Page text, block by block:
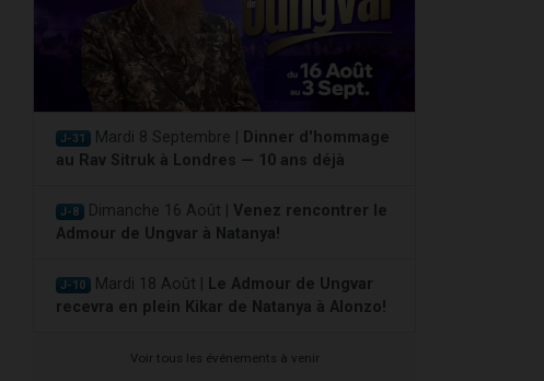
J-31 Mardi 8 Septembre |
Dinner d'hommage
au Rav Sitruk à Londres — 10 ans déjà
J-8 Dimanche 16 Août | Venez rencontrer le
Admour de Ungvar à Natanya!
J-10 Mardi 18 Août |
Le Admour de Ungvar
recevra en plein Kikar de Natanya à Alonzo!
Voir tous les événements à venir